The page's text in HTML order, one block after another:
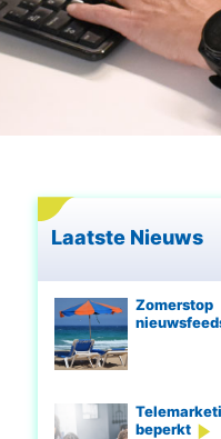
Laatste Nieuws
Zomerstop
beperkt